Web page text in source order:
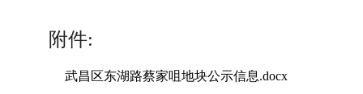
附件:
武昌区东湖路蔡家咀地块公示信息.docx